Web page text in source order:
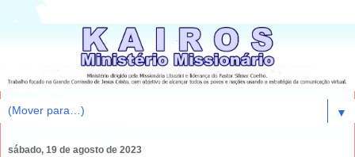
▼
sábado, 19 de agosto de 2023